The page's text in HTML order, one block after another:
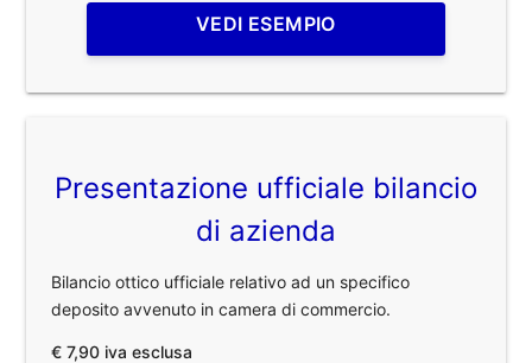
VEDI ESEMPIO
Presentazione ufficiale bilancio
di azienda
Bilancio ottico ufficiale relativo ad un specifico
deposito avvenuto in camera di commercio.
€ 7,90 iva esclusa